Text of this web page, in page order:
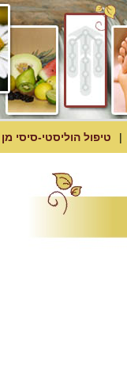
טיפול הוליסטי-סיסי מן